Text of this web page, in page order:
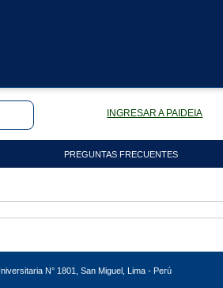
INGRESAR A PAIDEIA
PREGUNTAS FRECUENTES
N° 1801, San Miguel, Lima - Perú